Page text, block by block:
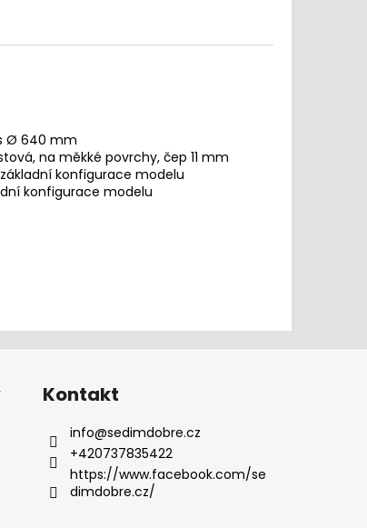
Ø 640 mm
na měkké povrchy, čep 11 mm
konfigurace modelu
konfigurace modelu
Kontakt
info@sedimdobre.cz
+420737835422
https://www.facebook.com/se
dimdobre.cz/